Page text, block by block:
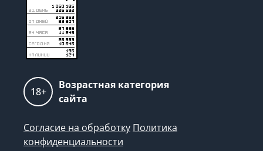
18+
Возрастная категория
сайта
Согласие на обработку Политика
конфиденциальности